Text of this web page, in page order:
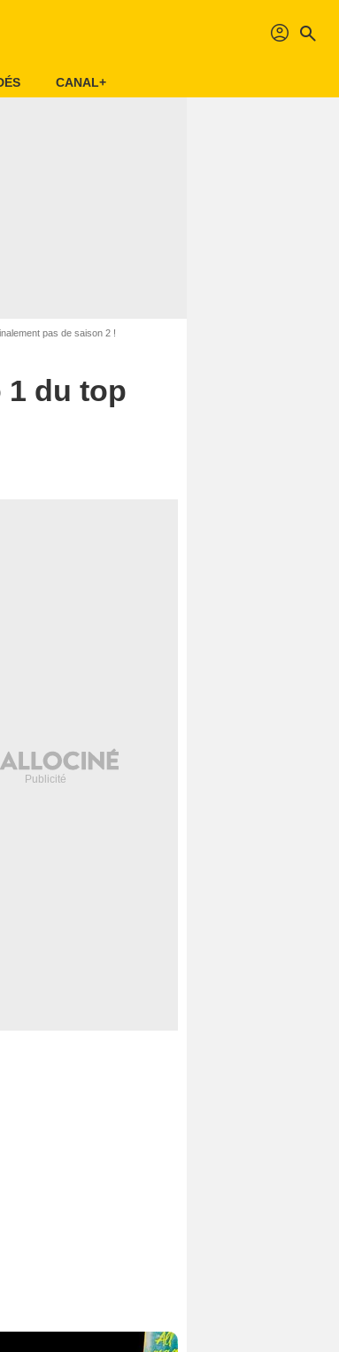
profil search
CANAL+
pas de saison 2 !
1 du top